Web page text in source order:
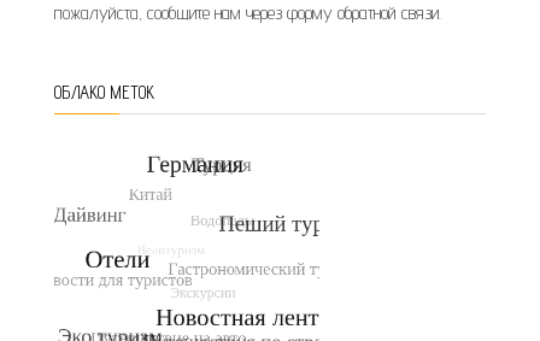
пожалуйста, сообщите нам через форму обратной связи.
ОБЛАКО МЕТОК